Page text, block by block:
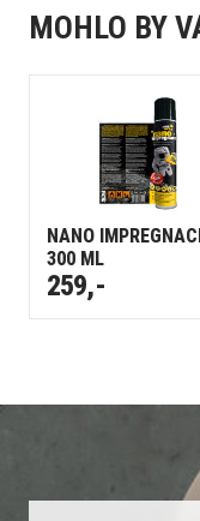
MOHLO BY
NANO
300 ML
259,-